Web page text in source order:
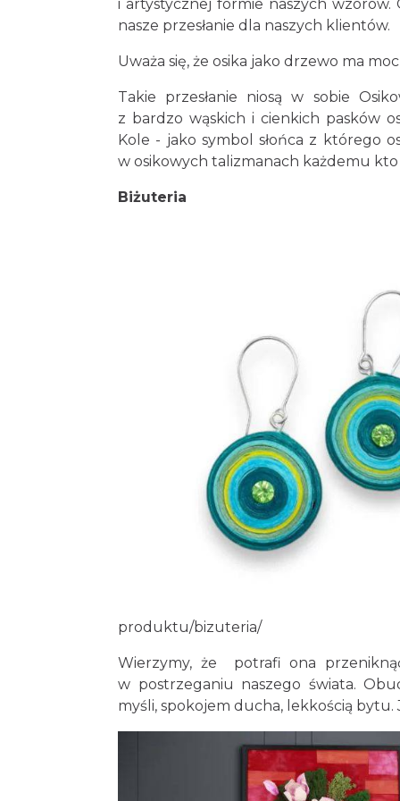
i artystycznej formie naszych
nasze przesłanie dla naszych klientów.
Uważa się, że osika jako drzewo ma
Takie przesłanie niosą w sobie
z bardzo wąskich i cienkich pasków
Kole - jako symbol słońca z którego
w osikowych talizmanach każdemu kto
Biżuteria
produktu/bizuteria/
Wierzymy, że potrafi ona
w postrzeganiu naszego świata.
myśli, spokojem ducha, lekkością